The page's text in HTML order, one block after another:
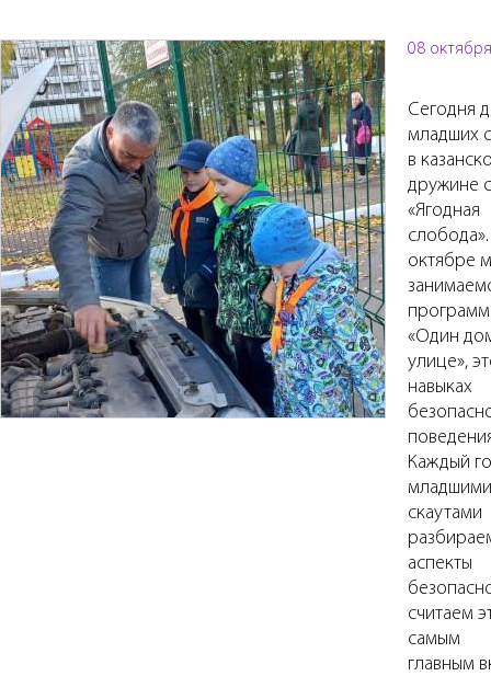
08
Сегодня
младших
в
дружине
«Ягодная
октябре
«Один
улице»,
навыках
Каждый
младшими
скаутами
аспекты
считаем
самым
главным